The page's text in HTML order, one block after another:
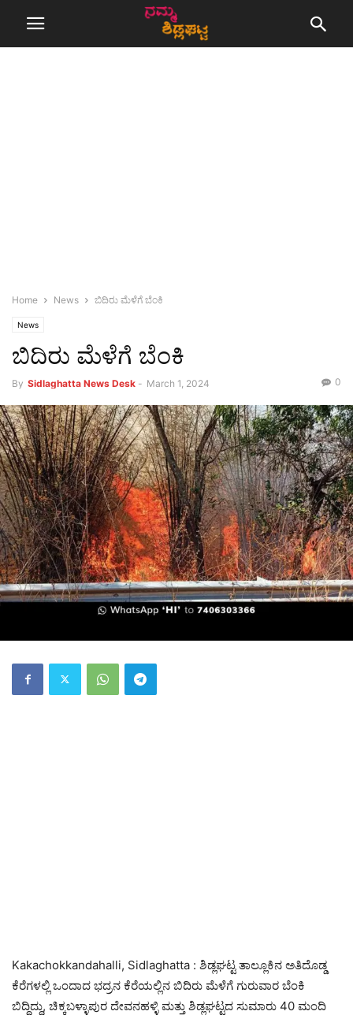
Home News ಬಿದಿರು ಮೆಳೆಗೆ ಬೆಂಕಿ
News
ಬಿದಿರು ಮೆಳೆಗೆ ಬೆಂಕಿ
By Sidlaghatta News Desk - March 1, 2024 0
Kakachokkandahalli, Sidlaghatta : ಶಿಡ್ಲಘಟ್ಟ ತಾಲ್ಲೂಕಿನ ಅತಿದೊಡ್ಡ
ಕೆರೆಗಳಲ್ಲಿ ಒಂದಾದ ಭದ್ರನ ಕೆರೆಯಲ್ಲಿನ ಬಿದಿರು ಮೆಳೆಗೆ ಗುರುವಾರ ಬೆಂಕಿ
ಬಿದ್ದಿದ್ದು, ಚಿಕ್ಕಬಳ್ಳಾಪುರ ದೇವನಹಳ್ಳಿ ಮತ್ತು ಶಿಡ್ಲಘಟ್ಟದ ಸುಮಾರು 40 ಮಂದಿ